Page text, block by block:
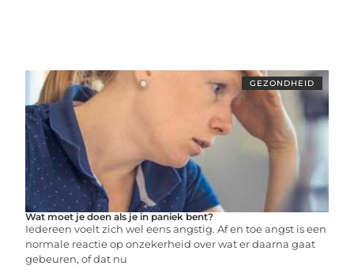
GEZONDHEID
Wat moet je doen als je in paniek bent?
Iedereen voelt zich wel eens angstig. Af en toe angst is een
normale reactie op onzekerheid over wat er daarna gaat
gebeuren, of dat nu